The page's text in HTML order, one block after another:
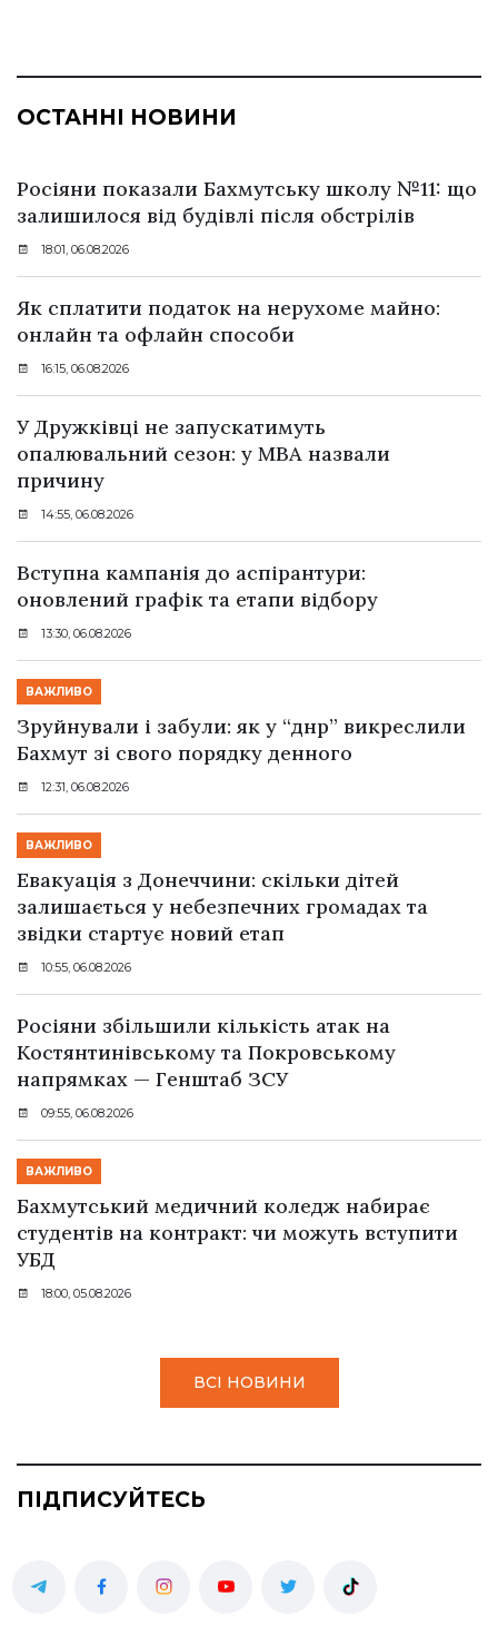
ОСТАННІ НОВИНИ
Росіяни показали Бахмутську школу №11: що
залишилося від будівлі після обстрілів
18:01, 06.08.2026
Як сплатити податок на нерухоме майно:
онлайн та офлайн способи
16:15, 06.08.2026
У Дружківці не запускатимуть
опалювальний сезон: у МВА назвали
причину
14:55, 06.08.2026
Вступна кампанія до аспірантури:
оновлений графік та етапи відбору
13:30, 06.08.2026
ВАЖЛИВО
Зруйнували і забули: як у “днр” викреслили
Бахмут зі свого порядку денного
12:31, 06.08.2026
ВАЖЛИВО
Евакуація з Донеччини: скільки дітей
залишається у небезпечних громадах та
звідки стартує новий етап
10:55, 06.08.2026
Росіяни збільшили кількість атак на
Костянтинівському та Покровському
напрямках — Генштаб ЗСУ
09:55, 06.08.2026
ВАЖЛИВО
Бахмутський медичний коледж набирає
студентів на контракт: чи можуть вступити
УБД
18:00, 05.08.2026
ВСІ НОВИНИ
ПІДПИСУЙТЕСЬ